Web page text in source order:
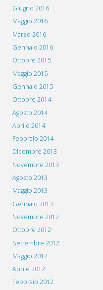
Giugno 2016
Maggio 2016
Marzo 2016
Gennaio 2016
Ottobre 2015
Maggio 2015
Gennaio 2015
Ottobre 2014
Agosto 2014
Aprile 2014
Febbraio 2014
Dicembre 2013
Novembre 2013
Agosto 2013
Maggio 2013
Gennaio 2013
Novembre 2012
Ottobre 2012
Settembre 2012
Maggio 2012
Aprile 2012
Febbraio 2012